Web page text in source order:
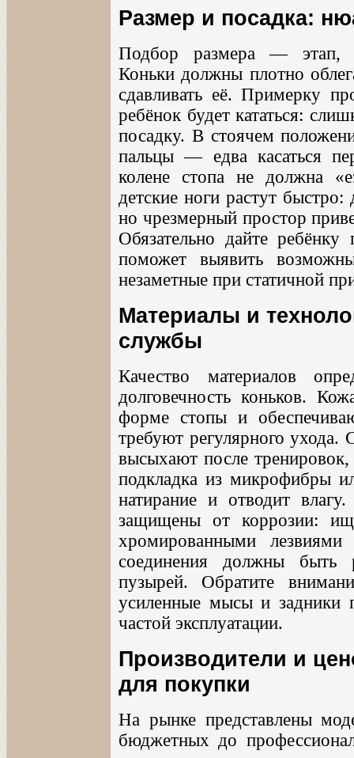
Размер и посадка:
Подбор размера — этап,
Коньки должны плотно
сдавливать её. Примерку
ребёнок будет кататься:
посадку. В стоячем
пальцы — едва касаться
колене стопа не должна
детские ноги растут
но чрезмерный простор
Обязательно дайте
поможет выявить
незаметные при статичной
Материалы и
службы
Качество материалов
долговечность коньков.
форме стопы и
требуют регулярного ухода.
высыхают после
подкладка из микрофибры
натирание и отводит
защищены от коррозии:
хромированными
соединения должны
пузырей. Обратите
усиленные мысы и задники
частой эксплуатации.
Производители и
для покупки
На рынке представлены
бюджетных до